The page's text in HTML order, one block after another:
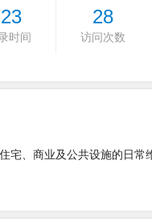
时间
28
访问次数
宅、商业及公共设施的日常